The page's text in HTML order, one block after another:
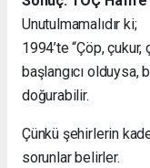
Unutulmamalıdır ki;
1994’te “Çöp,
başlangıcı olduysa,
doğurabilir.
Çünkü şehirlerin
sorunlar belirler.